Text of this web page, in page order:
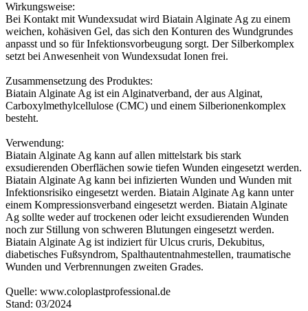
Wirkungsweise:
Bei Kontakt mit Wundexsudat wird Biatain Alginate Ag zu einem
weichen, kohäsiven Gel, das sich den Konturen des Wundgrundes
anpasst und so für Infektionsvorbeugung sorgt. Der Silberkomplex
setzt bei Anwesenheit von Wundexsudat Ionen frei.
Zusammensetzung des Produktes:
Biatain Alginate Ag ist ein Alginatverband, der aus Alginat,
Carboxylmethylcellulose (CMC) und einem Silberionenkomplex
besteht.
Verwendung:
Biatain Alginate Ag kann auf allen mittelstark bis stark
exsudierenden Oberflächen sowie tiefen Wunden eingesetzt werden.
Biatain Alginate Ag kann bei infizierten Wunden und Wunden mit
Infektionsrisiko eingesetzt werden. Biatain Alginate Ag kann unter
einem Kompressionsverband eingesetzt werden. Biatain Alginate
Ag sollte weder auf trockenen oder leicht exsudierenden Wunden
noch zur Stillung von schweren Blutungen eingesetzt werden.
Biatain Alginate Ag ist indiziert für Ulcus cruris, Dekubitus,
diabetisches Fußsyndrom, Spalthautentnahmestellen, traumatische
Wunden und Verbrennungen zweiten Grades.
Quelle: www.coloplastprofessional.de
Stand: 03/2024